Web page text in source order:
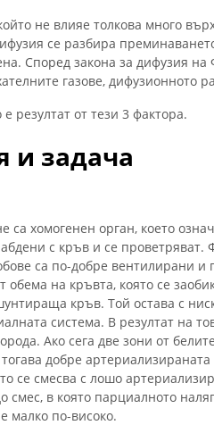
не влияе толкова много
се разбира
Според закона за дифузия на
газове, дифузионното
резултат от тези 3 фактора.
и задача
са хомогенен орган, което
с кръв и се проветряват.
са по-добре вентилирани
обема на кръвта, която се
кръв. Той остава с
система. В резултат на
Ако сега две зони от
добре
се смесва с лошо
смес, в която парциалното
малко по-високо.